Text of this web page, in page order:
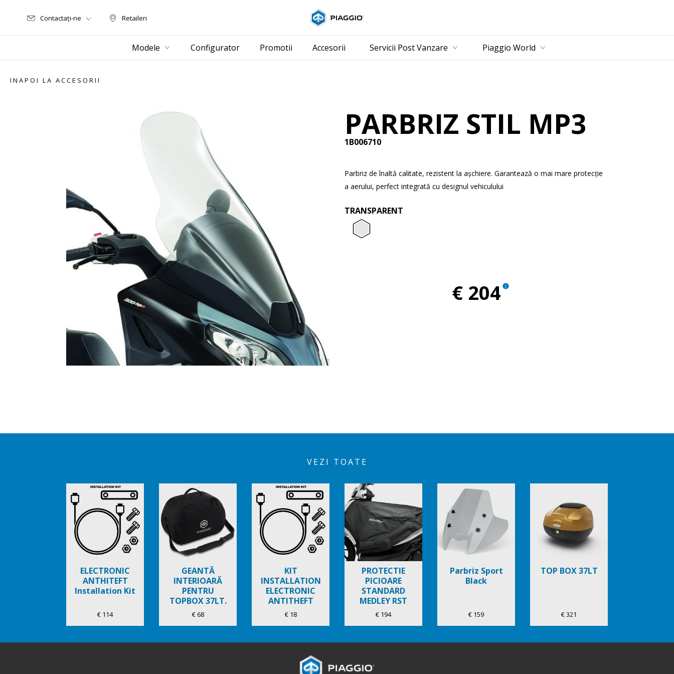
Retaileri
Retaileri
Contactați-ne
Modele Configurator Promotii Accesorii Servicii Post Vanzare Piaggio World
INAPOI LA ACCESORII
PARBRIZ STIL MP3
1B006710
Parbriz de înaltă calitate, rezistent la așchiere. Garantează o mai mare protecție
a aerului, perfect integrată cu designul vehiculului
TRANSPARENT
Item
€ 204
VEZI TOATE
ELECTRONIC
ANTHITEFT
Installation Kit
€ 114
GEANTĂ
INTERIOARĂ
PENTRU
TOPBOX 37LT.
€ 68
KIT
INSTALLATION
ELECTRONIC
ANTITHEFT
€ 18
PROTECTIE
PICIOARE
STANDARD
MEDLEY RST
€ 194
Parbriz Sport
Black
€ 159
TOP BOX 37LT
€ 321
Item